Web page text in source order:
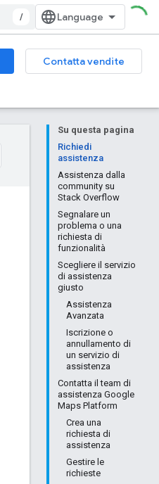
/
Contatta vendite
Su questa pagina
Richiedi
assistenza
Assistenza dalla
community su
Stack Overflow
Segnalare un
problema o una
richiesta di
funzionalità
Scegliere il servizio
di assistenza
giusto
Assistenza
Avanzata
Iscrizione o
annullamento di
un servizio di
assistenza
Contatta il team di
assistenza Google
Maps Platform
Crea una
richiesta di
assistenza
Gestire le
richieste